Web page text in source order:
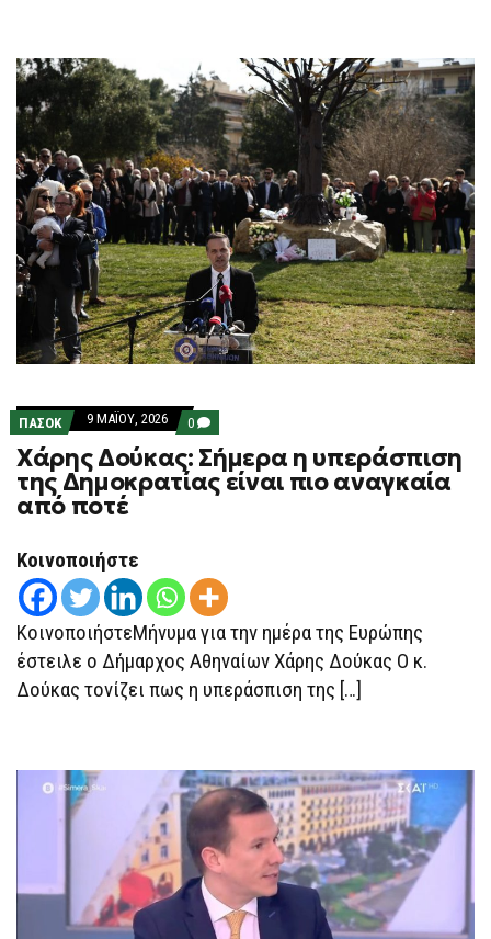
ΠΑΣΟΚ 9 ΜΑΪ́ΟΥ, 2026 0 COMMENTS
ON
ΧΆΡΗΣ
ΔΟΎΚΑΣ:
ΣΉΜΕΡΑ
ΠΙΟ
ΑΝΑΓΚΑΊΑ
ΑΠΌ
ΠΟΤΈ
Χάρης Δούκας: Σήμερα η υπεράσπιση
της Δημοκρατίας είναι πιο αναγκαία
από ποτέ
Κοινοποιήστε
ΚοινοποιήστεΜήνυμα για την ημέρα της Ευρώπης
έστειλε ο Δήμαρχος Αθηναίων Χάρης Δούκας Ο κ.
Δούκας τονίζει πως η υπεράσπιση της […]